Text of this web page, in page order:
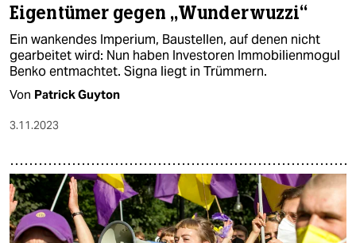
Eigentümer gegen „Wunderwuzzi“
Ein wankendes Imperium, Baustellen, auf denen nicht
gearbeitet wird: Nun haben Investoren Immobilienmogul
Benko entmachtet. Signa liegt in Trümmern.
Von Patrick Guyton
3.11.2023